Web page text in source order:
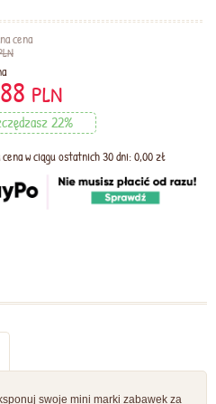
cena
PLN
22%
w ciągu ostatnich 30 dni: 0,00 zł
swoje mini marki zabawek za